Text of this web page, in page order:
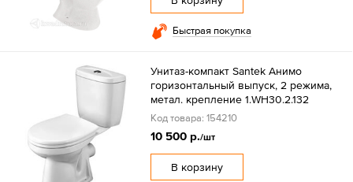
Быстрая покупка
Унитаз-компакт Santek Анимо
горизонтальный выпуск, 2 режима,
метал. крепление 1.WH30.2.132
Код товара: 154210
10 500 р./шт
В корзину